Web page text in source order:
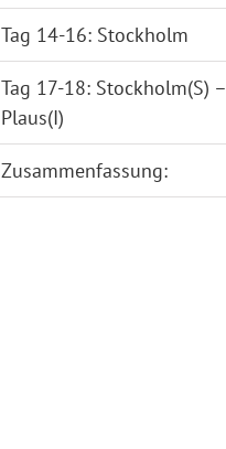
Tag 14-16: Stockholm
Tag 17-18: Stockholm(S) –
Plaus(I)
Zusammenfassung: